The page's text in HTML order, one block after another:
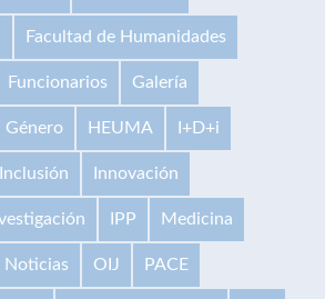
Facultad de Humanidades
Funcionarios Galería
Género HEUMA I+D+i
Inclusión Innovación
IPP Medicina
Noticias OIJ PACE